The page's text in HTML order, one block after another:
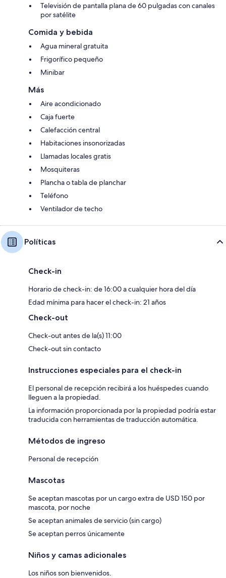
Televisión de pantalla plana de 60 pulgadas con canales
por satélite
Comida y bebida
Agua mineral gratuita
Frigorífico pequeño
Minibar
Más
Aire acondicionado
Caja fuerte
Calefacción central
Habitaciones insonorizadas
Llamadas locales gratis
Mosquiteras
Plancha o tabla de planchar
Teléfono
Ventilador de techo
Políticas
Check-in
Horario de check-in: de 16:00 a cualquier hora del día
Edad mínima para hacer el check-in: 21 años
Check-out
Check-out antes de la(s) 11:00
Check-out sin contacto
Instrucciones especiales para el check-in
El personal de recepción recibirá a los huéspedes cuando
lleguen a la propiedad.
La información proporcionada por la propiedad podría estar
traducida con herramientas de traducción automática.
Métodos de ingreso
Personal de recepción
Mascotas
Se aceptan mascotas por un cargo extra de USD 150 por
mascota, por noche
Se aceptan animales de servicio (sin cargo)
Se aceptan perros únicamente
Niños y camas adicionales
Los niños son bienvenidos.